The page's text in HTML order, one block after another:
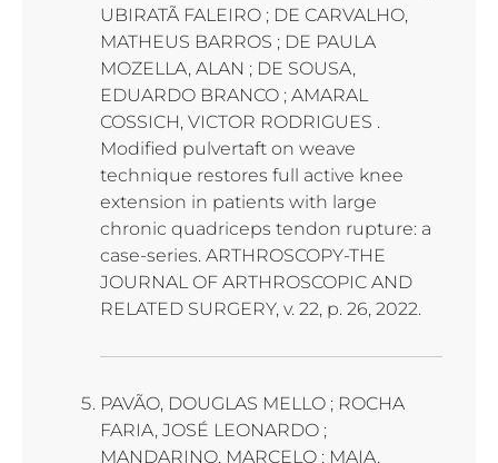
UBIRATÃ FALEIRO ; DE CARVALHO,
MATHEUS BARROS ; DE PAULA
MOZELLA, ALAN ; DE SOUSA,
EDUARDO BRANCO ; AMARAL
COSSICH, VICTOR RODRIGUES .
Modified pulvertaft on weave
technique restores full active knee
extension in patients with large
chronic quadriceps tendon rupture: a
case-series. ARTHROSCOPY-THE
JOURNAL OF ARTHROSCOPIC AND
RELATED SURGERY, v. 22, p. 26, 2022.
PAVÃO, DOUGLAS MELLO ; ROCHA
FARIA, JOSÉ LEONARDO ;
MANDARINO, MARCELO ; MAIA,